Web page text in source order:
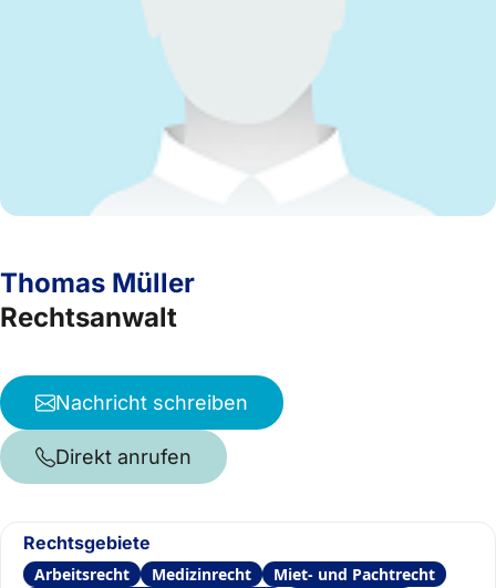
Thomas Müller
Rechtsanwalt
Nachricht schreiben
Direkt anrufen
Rechtsgebiete
Arbeitsrecht Medizinrecht
Miet- und Pachtrecht